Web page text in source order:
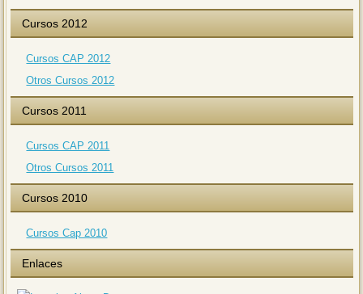
Cursos 2012
Cursos CAP 2012
Otros Cursos 2012
Cursos 2011
Cursos CAP 2011
Otros Cursos 2011
Cursos 2010
Cursos Cap 2010
Enlaces